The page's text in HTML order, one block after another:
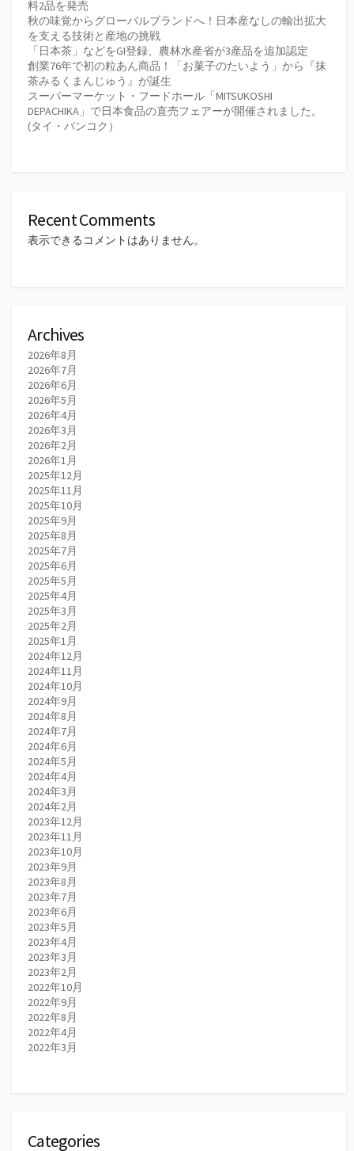
料2品を発売
秋の味覚からグローバルブランドへ！日本産なしの輸出拡大
を支える技術と産地の挑戦
「日本茶」などをGI登録、農林水産省が3産品を追加認定
創業76年で初の粒あん商品！「お菓子のたいよう」から『抹
茶みるくまんじゅう』が誕生
スーパーマーケット・フードホール「MITSUKOSHI
DEPACHIKA」で日本食品の直売フェアーが開催されました。
(タイ・バンコク）
Recent Comments
表示できるコメントはありません。
Archives
2026年8月
2026年7月
2026年6月
2026年5月
2026年4月
2026年3月
2026年2月
2026年1月
2025年12月
2025年11月
2025年10月
2025年9月
2025年8月
2025年7月
2025年6月
2025年5月
2025年4月
2025年3月
2025年2月
2025年1月
2024年12月
2024年11月
2024年10月
2024年9月
2024年8月
2024年7月
2024年6月
2024年5月
2024年4月
2024年3月
2024年2月
2023年12月
2023年11月
2023年10月
2023年9月
2023年8月
2023年7月
2023年6月
2023年5月
2023年4月
2023年3月
2023年2月
2022年10月
2022年9月
2022年8月
2022年4月
2022年3月
Categories